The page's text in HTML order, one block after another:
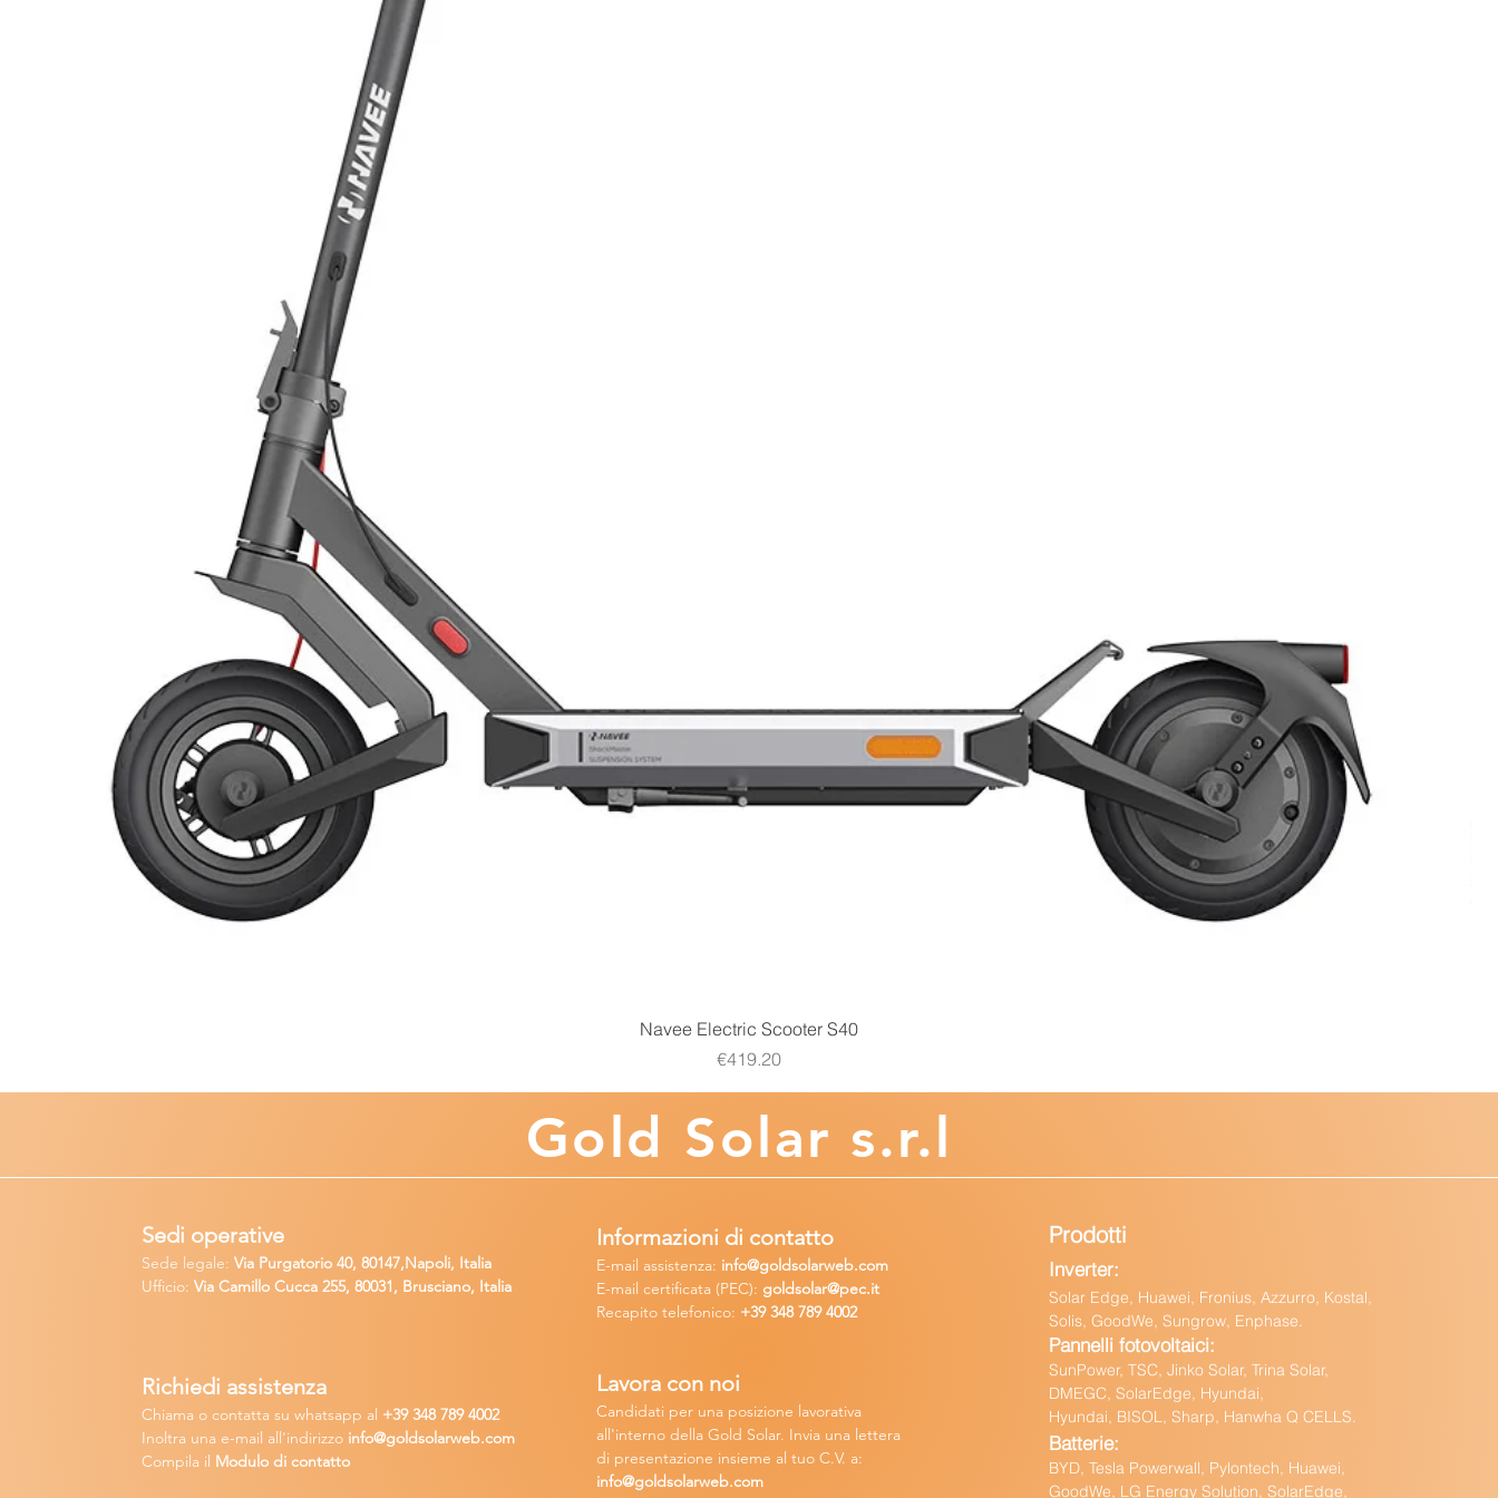
Quick View
Navee Electric Scooter S40
Price
€419.20
Gold Solar s.r.l
Sedi operative
Sede legale:Via Purgatorio 40, 80147,Napoli, Italia
Ufficio:Via Camillo Cucca 255, 80031, Brusciano, Italia
Richiedi assistenza
Chiama o contatta su whatsapp al +39 348 789 4002
Inoltra una e-mail all'indirizzo info@goldsolarweb.com
Compila il Modulo di contatto
Lavora con noi
Candidati per una posizione lavorativa
all'interno della Gold Solar. Invia una lettera
di presentazione insieme al tuo C.V. a:
info@goldsolarweb.com
Informazioni di contatto
E-mail assistenza: info@goldsolarweb.com
E-mail certificata (PEC): goldsolar@pec.it
Recapito telefonico: +39 348789 4002
Prodotti
Inverter:
Solar Edge, Huawei, Fronius, Azzurro, Kostal,
Solis, GoodWe, Sungrow, Enphase.
Pannelli fotovoltaici:
SunPower, TSC, Jinko Solar, Trina Solar,
DMEGC, SolarEdge, Hyundai,
Hyundai, BISOL, Sharp, Hanwha Q CELLS.
Batterie:
BYD, Tesla Powerwall, Pylontech, Huawei,
GoodWe, LG Energy Solution, SolarEdge,